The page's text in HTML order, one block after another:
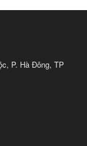
P. Hà Đông, TP